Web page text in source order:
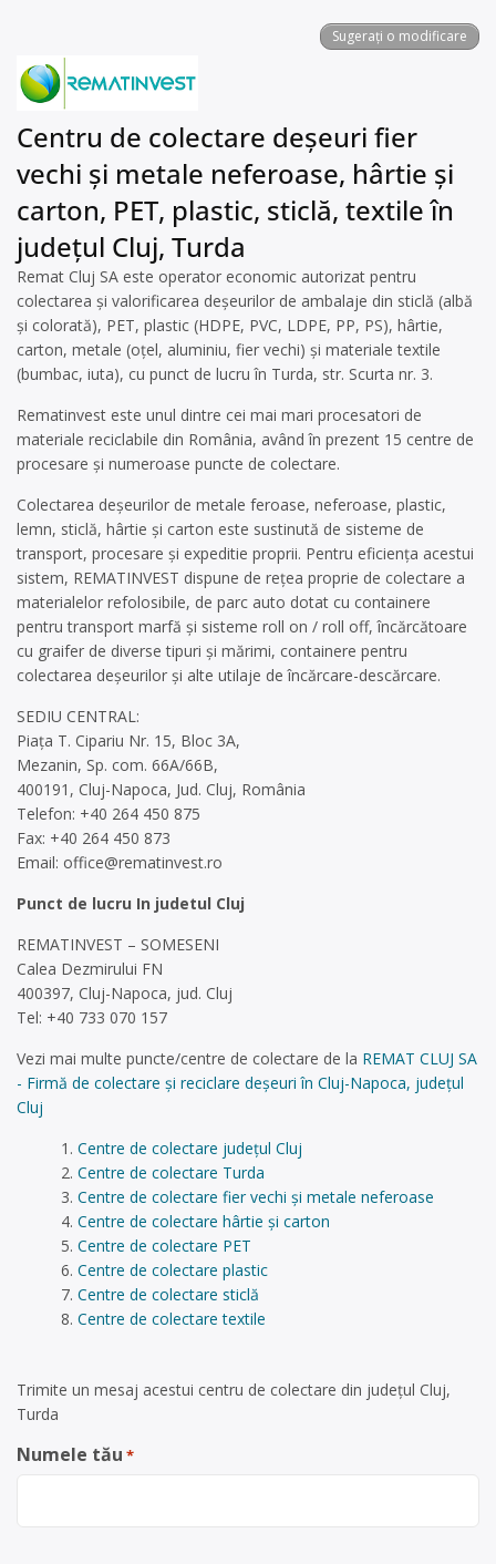
Sugerați o modificare
Centru de colectare deșeuri fier
vechi și metale neferoase, hârtie și
carton, PET, plastic, sticlă, textile în
județul Cluj, Turda
Remat Cluj SA este operator economic autorizat pentru
colectarea și valorificarea deșeurilor de ambalaje din sticlă (albă
și colorată), PET, plastic (HDPE, PVC, LDPE, PP, PS), hârtie,
carton, metale (oțel, aluminiu, fier vechi) și materiale textile
(bumbac, iuta), cu punct de lucru în Turda, str. Scurta nr. 3.
Rematinvest este unul dintre cei mai mari procesatori de
materiale reciclabile din România, având în prezent 15 centre de
procesare și numeroase puncte de colectare.
Colectarea deșeurilor de metale feroase, neferoase, plastic,
lemn, sticlă, hârtie și carton este sustinută de sisteme de
transport, procesare și expeditie proprii. Pentru eficiența acestui
sistem, REMATINVEST dispune de reţea proprie de colectare a
materialelor refolosibile, de parc auto dotat cu containere
pentru transport marfă şi sisteme roll on / roll off, încărcătoare
cu graifer de diverse tipuri şi mărimi, containere pentru
colectarea deşeurilor și alte utilaje de încărcare-descărcare.
SEDIU CENTRAL:
Piața T. Cipariu Nr. 15, Bloc 3A,
Mezanin, Sp. com. 66A/66B,
400191, Cluj-Napoca, Jud. Cluj, România
Telefon: +40 264 450 875
Fax: +40 264 450 873
Email: office@rematinvest.ro
Punct de lucru In judetul Cluj
REMATINVEST – SOMESENI
Calea Dezmirului FN
400397, Cluj-Napoca, jud. Cluj
Tel: +40 733 070 157
Vezi mai multe puncte/centre de colectare de la REMAT CLUJ SA
- Firmă de colectare și reciclare deșeuri în Cluj-Napoca, județul
Cluj
Centre de colectare județul Cluj
Centre de colectare Turda
Centre de colectare fier vechi și metale neferoase
Centre de colectare hârtie și carton
Centre de colectare PET
Centre de colectare plastic
Centre de colectare sticlă
Centre de colectare textile
Trimite un mesaj acestui centru de colectare din județul Cluj,
Turda
Numele tău *